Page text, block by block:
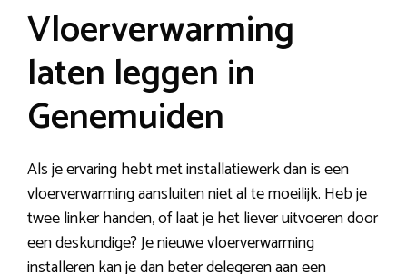
Vloerverwarming
laten leggen in
Genemuiden
Als je ervaring hebt met installatiewerk dan is een
vloerverwarming aansluiten niet al te moeilijk. Heb je
twee linker handen, of laat je het liever uitvoeren door
een deskundige? Je nieuwe vloerverwarming
installeren kan je dan beter delegeren aan een